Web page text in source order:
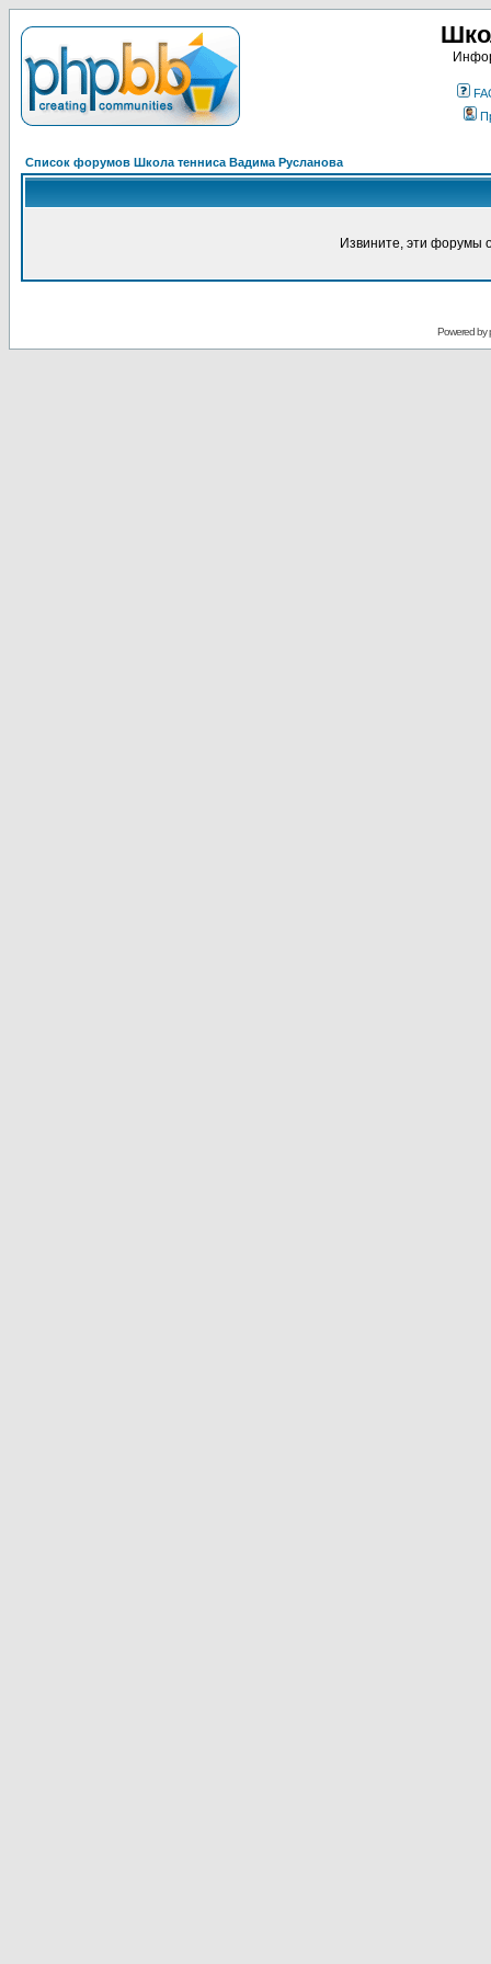
Список форумов Школа тенниса Вадима Русланова
Извините, эти форумы
Powered by